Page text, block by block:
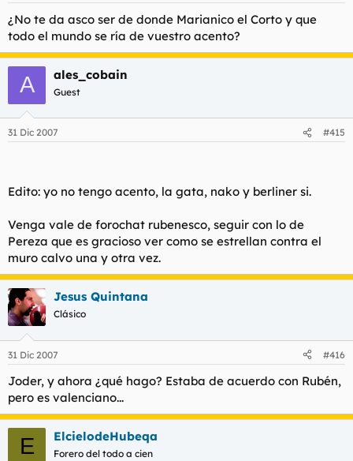
¿No te da asco ser de donde Marianico el Corto y que
todo el mundo se ría de vuestro acento?
A ales_cobain
Guest
31 Dic 2007 #415
Edito: yo no tengo acento, la gata, nako y berliner si.
Venga vale de forochat rubenesco, seguir con lo de
Pereza que es gracioso ver como se estrellan contra el
muro calvo una y otra vez.
Jesus Quintana
Clásico
31 Dic 2007 #416
Joder, y ahora ¿qué hago? Estaba de acuerdo con Rubén,
pero es valenciano...
E ElcielodeHubeqa
Forero del todo a cien